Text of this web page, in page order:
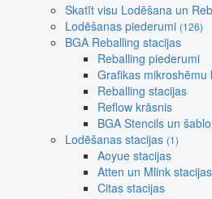
Skatīt visu Lodēšana un
Lodēšanas piederumi (126)
BGA Reballing stacijas
Reballing piederumi
Grafikas mikroshēmu
Reballing stacijas
Reflow krāsnis
BGA Stencils un
Lodēšanas stacijas (1)
Aoyue stacijas
Atten un Mlink stacijas
Citas stacijas